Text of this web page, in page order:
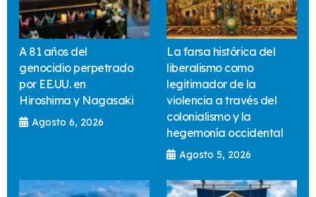
A 81 años del
genocidio perpetrado
por EE.UU. en
Hiroshima y Nagasaki
Agosto 6, 2026
La farsa histórica del
liberalismo como
legitimador de la
violencia a través del
colonialismo y la
hegemonía occidental
Agosto 5, 2026